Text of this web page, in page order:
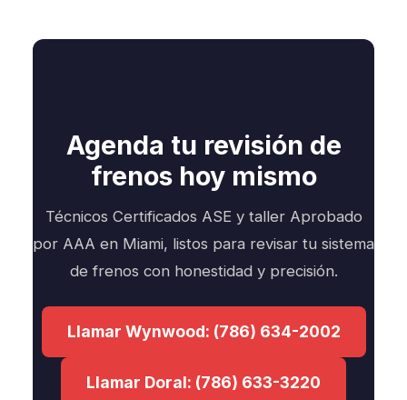
Agenda tu revisión de
frenos hoy mismo
Técnicos Certificados ASE y taller Aprobado
por AAA en Miami, listos para revisar tu sistema
de frenos con honestidad y precisión.
Llamar Wynwood: (786) 634-2002
Llamar Doral: (786) 633-3220